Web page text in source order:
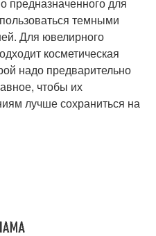
темными
Для ювелирного
косметическая
надо предварительно
чтобы их
лучше сохраниться на